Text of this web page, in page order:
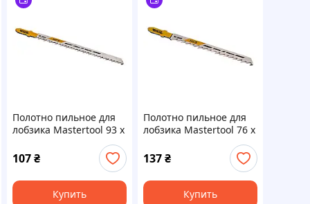
Полотно пильное для
лобзика Mastertool 93 х
3 мм дерево-пластик (5
шт.) (14-2804)
107₴
Купить
Полотно пильное для
лобзика Mastertool 76 х
4 мм дерево-пластик (5
шт.) 14-2809 (14-2809)
137₴
Купить